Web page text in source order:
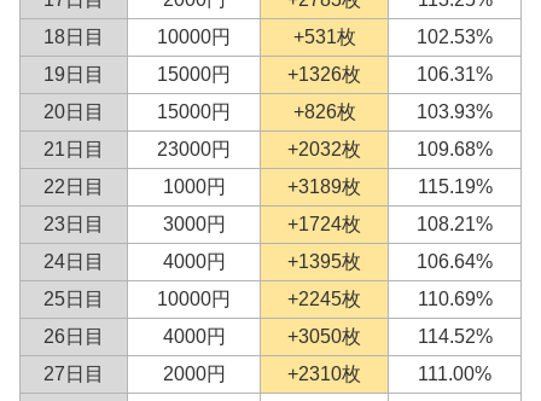
18日目
10000円 +531枚
102.53%
19日目
15000円 +1326枚
106.31%
20日目
15000円 +826枚
103.93%
21日目
23000円 +2032枚
109.68%
22日目
1000円 +3189枚
115.19%
23日目
3000円 +1724枚
108.21%
24日目
4000円 +1395枚
106.64%
25日目
10000円 +2245枚
110.69%
26日目
4000円 +3050枚
114.52%
27日目
2000円 +2310枚
111.00%